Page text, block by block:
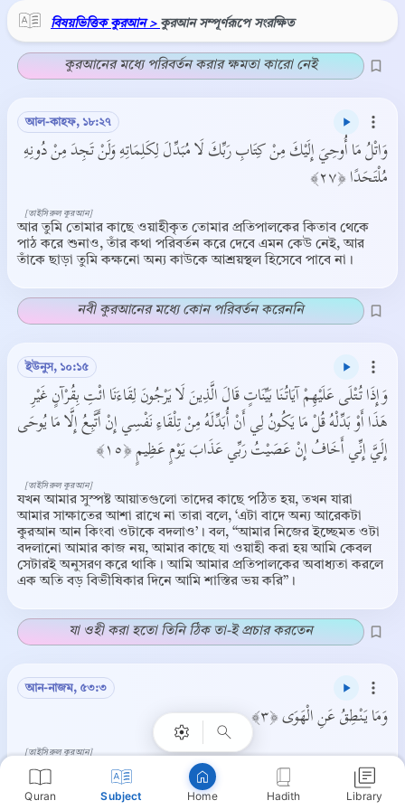
Quran Subject Home Hadith Library
বিষয়ভিত্তিক কুরআন > কুরআন সম্পূর্ণরূপে সংরক্ষিত
কুরআনের মধ্যে পরিবর্তন করার ক্ষমতা কারো নেই
আল-কাহফ, ১৮:২৭
وَاتْلُ مَا أُوحِيَ إِلَيْكَ مِنْ كِتَابِ رَبِّكَ لَا مُبَدِّلَ لِكَلِمَاتِهِ وَلَنْ تَجِدَ مِنْ دُونِهِ
مُلْتَحَدًا ﴿٢٧﴾
আর তুমি তোমার কাছে ওয়াহীকৃত তোমার প্রতিপালকের কিতাব থেকে
পাঠ করে শুনাও, তাঁর কথা পরিবর্তন করে দেবে এমন কেউ নেই, আর
তাঁকে ছাড়া তুমি কক্ষনো অন্য কাউকে আশ্রয়স্থল হিসেবে পাবে না।
[তাইসিরুল কুরআন]
নবী কুরআনের মধ্যে কোন পরিবর্তন করেননি
ইউনুস, ১০:১৫
وَإِذَا تُتْلَى عَلَيْهِمْ آيَاتُنَا بَيِّنَاتٍ قَالَ الَّذِينَ لَا يَرْجُونَ لِقَاءَنَا ائْتِ بِقُرْآنٍ غَيْرِ
هَذَا أَوْ بَدِّلْهُ قُلْ مَا يَكُونُ لِي أَنْ أُبَدِّلَهُ مِنْ تِلْقَاءِ نَفْسِي إِنْ أَتَّبِعُ إِلَّا مَا يُوحَى
إِلَيَّ إِنِّي أَخَافُ إِنْ عَصَيْتُ رَبِّي عَذَابَ يَوْمٍ عَظِيمٍ ﴿١٥﴾
যখন আমার সুস্পষ্ট আয়াতগুলো তাদের কাছে পঠিত হয়, তখন যারা
আমার সাক্ষাতের আশা রাখে না তারা বলে, ‘এটা বাদে অন্য আরেকটা
কুরআন আন কিংবা ওটাকে বদলাও’। বল, ‘‘আমার নিজের ইচ্ছেমত ওটা
বদলানো আমার কাজ নয়, আমার কাছে যা ওয়াহী করা হয় আমি কেবল
সেটারই অনুসরণ করে থাকি। আমি আমার প্রতিপালকের অবাধ্যতা করলে
এক অতি বড় বিভীষিকার দিনে আমি শাস্তির ভয় করি’’।
[তাইসিরুল কুরআন]
যা ওহী করা হতো তিনি ঠিক তা-ই প্রচার করতেন
আন-নাজম, ৫৩:৩
وَمَا يَنْطِقُ عَنِ الْهَوَى ﴿٣﴾
আর সে মনগড়া কথাও বলে না।
[তাইসিরুল কুরআন]
Copy